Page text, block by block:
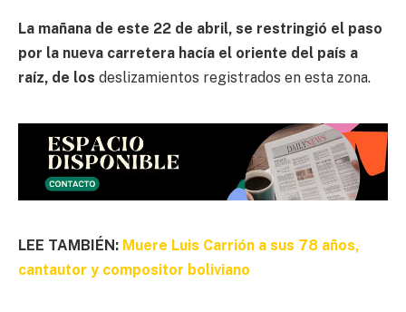
La mañana de este 22 de abril, se restringió el paso
por la nueva carretera hacía el oriente del país a
raíz, de los deslizamientos registrados en esta zona.
LEE TAMBIÉN: Muere Luis Carrión a sus 78 años,
cantautor y compositor boliviano